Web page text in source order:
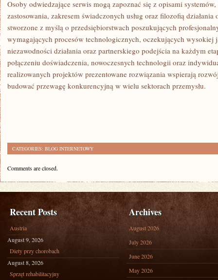
Osoby odwiedzające serwis mogą zapoznać się z opisami
zastosowania, zakresem świadczonych usług oraz filozofią
stworzone z myślą o przedsiębiorstwach poszukujących
wymagających procesów technologicznych, oczekujących wysokiej
niezawodności działania oraz partnerskiego podejścia na każdym
połączeniu doświadczenia, nowoczesnych technologii oraz
realizowanych projektów prezentowane rozwiązania wspierają
budować przewagę konkurencyjną w wielu sektorach przemysłu.
CATEGORIES: BLOG INTERNETOWY
Comments are closed.
Recent Posts
Austria
August 9, 2026
Diety przy chorobach
August 8, 2026
Sprzęt rehabilitacyjny
Archives
August 2026
July 2026
June 2026
May 2026